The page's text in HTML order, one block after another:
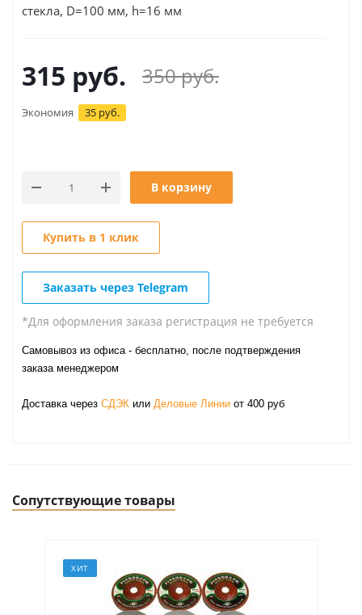
стекла, D=100 мм, h=16 мм
315 руб. 350руб.
Экономия 35 руб.
В корзину
Купить в 1 клик
Заказать через Telegram
*Для оформления заказа регистрация не требуется
Самовывоз из офиса - бесплатно, после подтверждения
заказа менеджером
Доставка через СДЭК или Деловые Линии от 400 руб
Сопутствующие товары